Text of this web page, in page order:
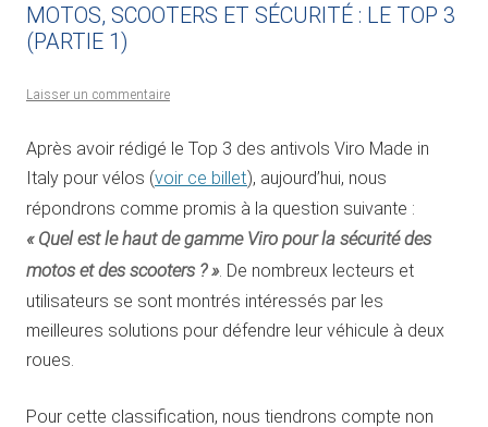
MOTOS, SCOOTERS ET SÉCURITÉ : LE TOP 3
(PARTIE 1)
Laisser un commentaire
Après avoir rédigé le Top 3 des antivols Viro Made in
Italy pour vélos (voir ce billet), aujourd’hui, nous
répondrons comme promis à la question suivante :
« Quel est le haut de gamme Viro pour la sécurité des
motos et des scooters ? ». De nombreux lecteurs et
utilisateurs se sont montrés intéressés par les
meilleures solutions pour défendre leur véhicule à deux
roues.
Pour cette classification, nous tiendrons compte non